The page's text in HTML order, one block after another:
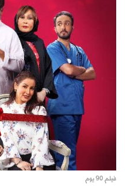
فيلم 90 يوم